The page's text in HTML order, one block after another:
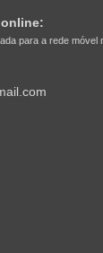
para a rede móvel